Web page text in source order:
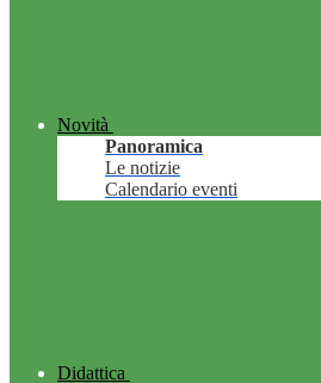
Novità
Panoramica
Le notizie
Calendario eventi
Didattica